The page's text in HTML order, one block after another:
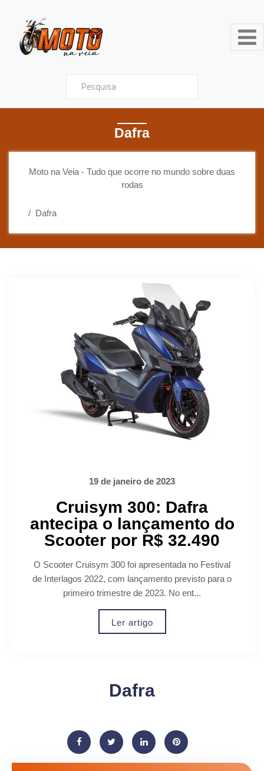
Moto na Veia - Tudo que
Dafra
Moto na Veia - Tudo que ocorre no mundo sobre duas
rodas
Dafra
19 de janeiro de 2023
Cruisym 300: Dafra
antecipa o lançamento do
Scooter por R$ 32.490
O Scooter Cruisym 300 foi apresentada no Festival
de Interlagos 2022, com lançamento previsto para o
primeiro trimestre de 2023. No ent...
Ler artigo
Dafra